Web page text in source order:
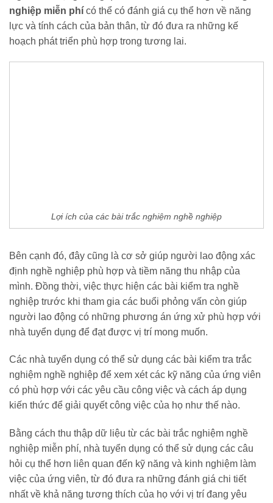
nghiệp miễn phí có thể có đánh giá cụ thể hơn về năng
lực và tính cách của bản thân, từ đó đưa ra những kế
hoạch phát triển phù hợp trong tương lai.
Lợi ích của các bài trắc nghiệm nghề nghiệp
Bên cạnh đó, đây cũng là cơ sở giúp người lao động xác
định nghề nghiệp phù hợp và tiềm năng thu nhập của
mình. Đồng thời, việc thực hiện các bài kiểm tra nghề
nghiệp trước khi tham gia các buổi phỏng vấn còn giúp
người lao động có những phương án ứng xử phù hợp với
nhà tuyển dụng để đạt được vị trí mong muốn.
Các nhà tuyển dụng có thể sử dụng các bài kiểm tra trắc
nghiệm nghề nghiệp để xem xét các kỹ năng của ứng viên
có phù hợp với các yêu cầu công việc và cách áp dụng
kiến thức để giải quyết công việc của họ như thế nào.
Bằng cách thu thập dữ liệu từ các bài trắc nghiệm nghề
nghiệp miễn phí, nhà tuyển dụng có thể sử dụng các câu
hỏi cụ thể hơn liên quan đến kỹ năng và kinh nghiệm làm
việc của ứng viên, từ đó đưa ra những đánh giá chi tiết
nhất về khả năng tương thích của họ với vị trí đang yêu